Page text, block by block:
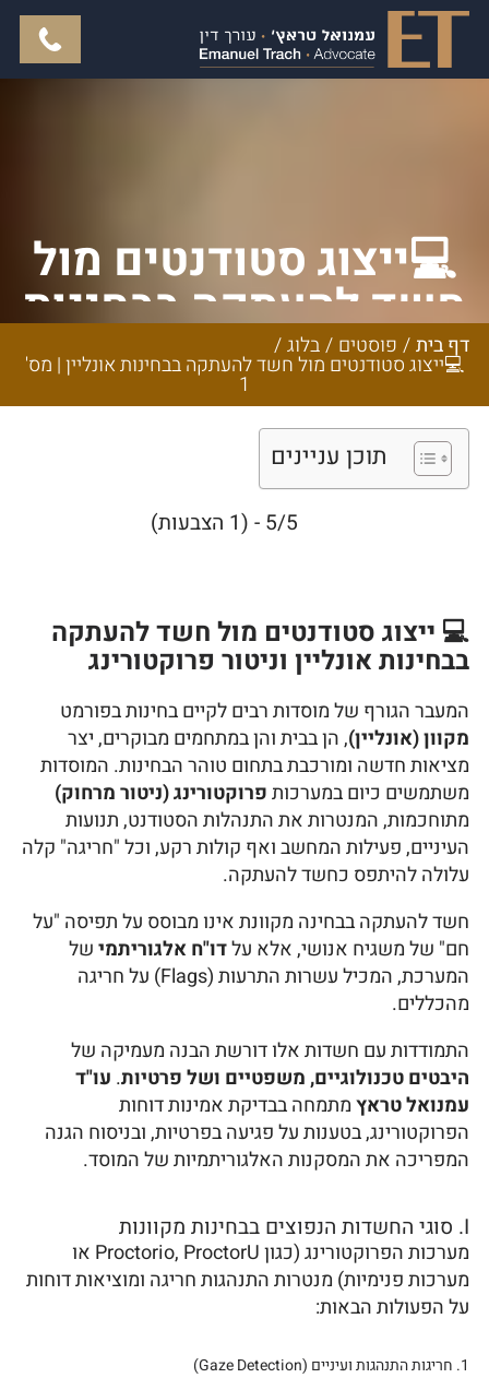
💻ייצוג סטודנטים מול
חשד להעתקה בבחינות
אונליין | מס' 1 דף בית/ פוסטים /בלוג/
💻ייצוג סטודנטים מול חשד להעתקה בבחינות אונליין | מס'
1
תוכן עניינים
5/5 - (1 הצבעות)
💻 ייצוג סטודנטים מול חשד להעתקה
בבחינות אונליין וניטור פרוקטורינג
המעבר הגורף של מוסדות רבים לקיים בחינות בפורמט
מקוון (אונליין), הן בבית והן במתחמים מבוקרים, יצר
מציאות חדשה ומורכבת בתחום טוהר הבחינות. המוסדות
משתמשים כיום במערכותפרוקטורינג (ניטור מרחוק)
מתוחכמות, המנטרות את התנהלות הסטודנט, תנועות
העיניים, פעילות המחשב ואף קולות רקע, וכל "חריגה" קלה
עלולה להיתפס כחשד להעתקה.
חשד להעתקה בבחינה מקוונת אינו מבוסס על תפיסה "על
חם" של משגיח אנושי, אלא עלדו"ח אלגוריתמישל
המערכת, המכיל עשרות התרעות (Flags) על חריגה
מהכללים.
התמודדות עם חשדות אלו דורשת הבנה מעמיקה של
היבטים טכנולוגיים, משפטיים ושל פרטיות. עו"ד
עמנואל טראץמתמחה בבדיקת אמינות דוחות
הפרוקטורינג, בטענות על פגיעה בפרטיות, ובניסוח הגנה
המפריכה את המסקנות האלגוריתמיות של המוסד.
I. סוגי החשדות הנפוצים בבחינות מקוונות
מערכות הפרוקטורינג (כגון Proctorio, ProctorU או
מערכות פנימיות) מנטרות התנהגות חריגה ומוציאות דוחות
על הפעולות הבאות:
1. חריגות התנהגות ועיניים (Gaze Detection)